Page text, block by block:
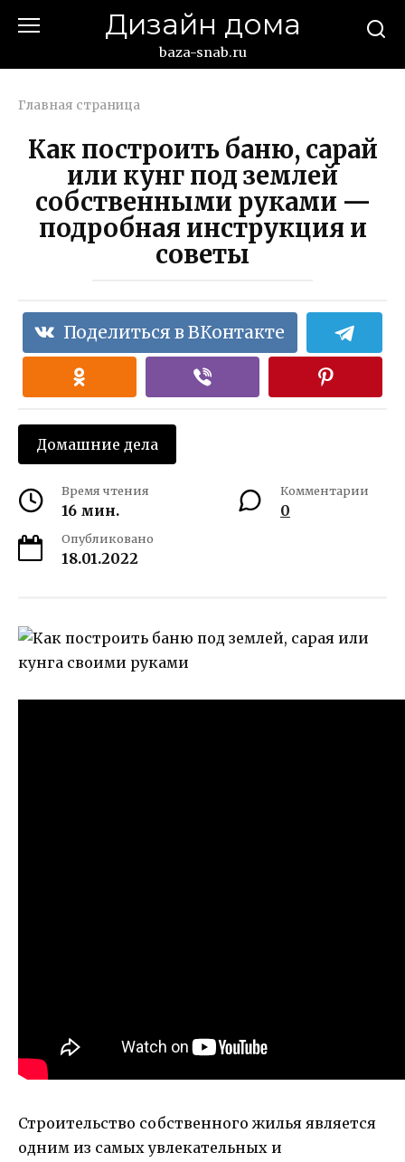
Дизайн дома
baza-snab.ru
Главная страница
Как построить баню, сарай
или кунг под землей
собственными руками —
подробная инструкция и
советы
Поделиться в ВКонтакте
Домашние дела
Время чтения
16 мин.
Комментарии
0
Опубликовано
18.01.2022
Строительство собственного жилья является
одним из самых увлекательных и